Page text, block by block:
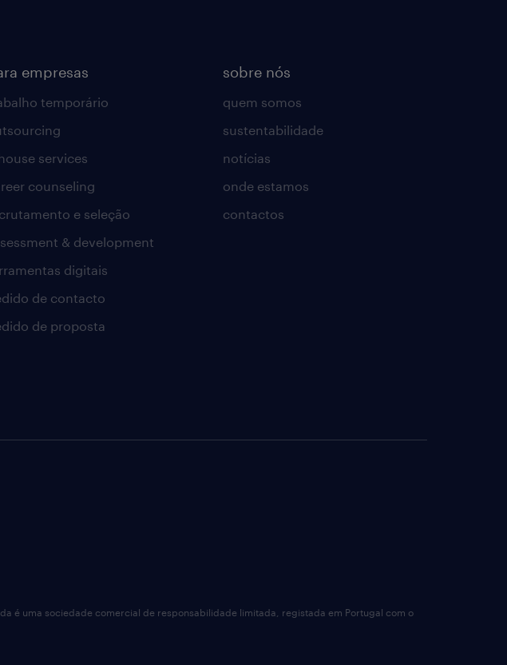
empresas
temporário
services
counseling
e seleção
& development
digitais
de contacto
de proposta
sobre nós
quem somos
sustentabilidade
notícias
onde estamos
contactos
é uma sociedade comercial de responsabilidade limitada, registada em Portugal com o